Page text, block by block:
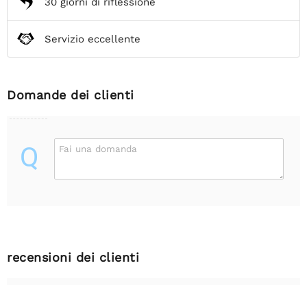
Servizio eccellente
Domande dei clienti
Q Fai una domanda
recensioni dei clienti